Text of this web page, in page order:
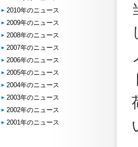
2010年のニュース
2009年のニュース
2008年のニュース
2007年のニュース
2006年のニュース
2005年のニュース
2004年のニュース
2003年のニュース
2002年のニュース
2001年のニュース